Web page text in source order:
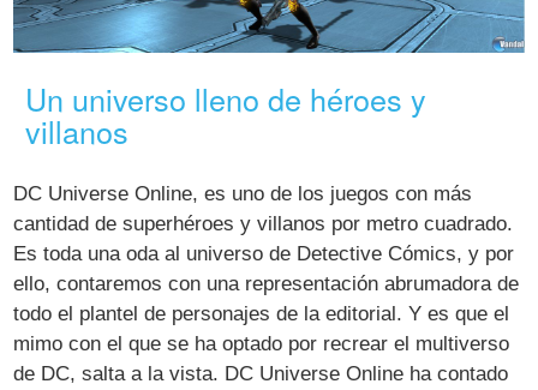
Un universo lleno de héroes y
villanos
DC Universe Online, es uno de los juegos con más
cantidad de superhéroes y villanos por metro cuadrado.
Es toda una oda al universo de Detective Cómics, y por
ello, contaremos con una representación abrumadora de
todo el plantel de personajes de la editorial. Y es que el
mimo con el que se ha optado por recrear el multiverso
de DC, salta a la vista. DC Universe Online ha contado